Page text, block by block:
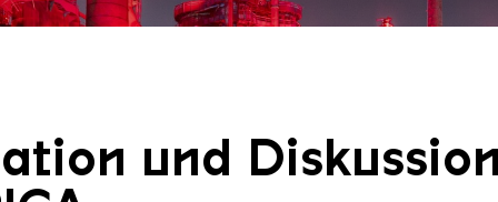
und